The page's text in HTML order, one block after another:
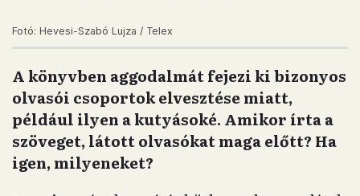
Fotó: Hevesi-Szabó Lujza / Telex
A könyvben aggodalmát fejezi ki bizonyos
olvasói csoportok elvesztése miatt,
például ilyen a kutyásoké. Amikor írta a
szöveget, látott olvasókat maga előtt? Ha
igen, milyeneket?